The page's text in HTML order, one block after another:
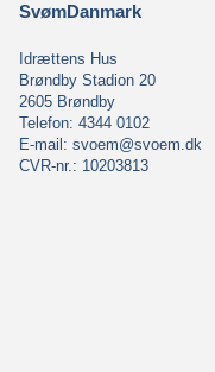
SvømDanmark
Idrættens Hus
Brøndby Stadion 20
2605 Brøndby
Telefon: 4344 0102
E-mail: svoem@svoem.dk
CVR-nr.: 10203813